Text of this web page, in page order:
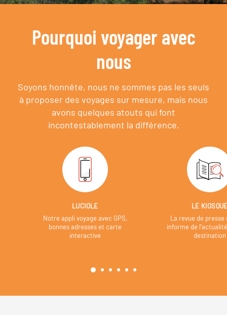
Pourquoi voyager avec
nous
Soyons honnête, nous ne sommes pas les seuls
à proposer des voyages sur mesure, mais nous
avons quelques atouts qui font
incontestablement la différence.
LUCIOLE
Notre appli voyage avec GPS,
bonnes adresses et carte
interactive
LE
La revue de presse
informe de
destination